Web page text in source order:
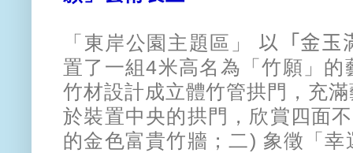
「東岸公園主題區」 以「金玉
置了一組4米高名為「竹願」 的
竹材設計成立體竹管拱門， 充
於裝置中央的拱門， 欣賞四面
的金色富貴竹牆；二) 象徵「